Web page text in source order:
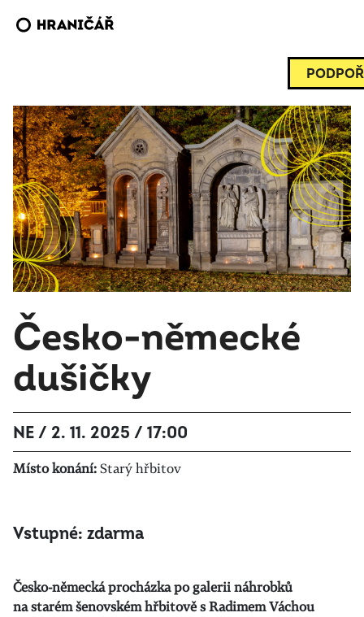
Česko-německé
dušičky
NE / 2. 11. 2025 / 17:00
Místo konání:Starý hřbitov
Vstupné: zdarma
Česko-německá procházka po galerii náhrobků
na starém šenovském hřbitově s RadimemVáchou